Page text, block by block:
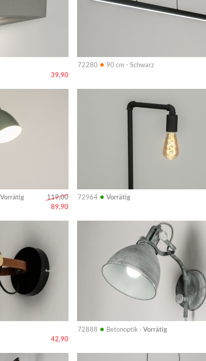
39,90
72280 • 90 cm - Schwarz
Vorrätig
119,00
89,90
72964 • Vorrätig
Info
42,90
72888 • Betonoptik · Vorrätig
Info
Info